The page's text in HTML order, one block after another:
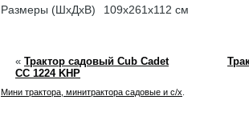
Размеры (ШxДxВ)
109x261x112 см
« Трактор садовый Cub Cadet
CC 1224 KHP
Мини трактора, минитрактора садовые и с/х